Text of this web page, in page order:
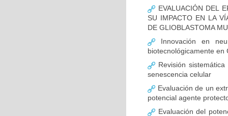
EVALUACIÓN DEL
SU IMPACTO EN LA
DE GLIOBLASTOMA
Innovación en
biotecnológicamente en
Revisión
senescencia celular
Evaluación de un
potencial agente
Evaluación del